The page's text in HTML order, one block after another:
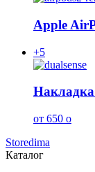
Apple
+5
Накладка
от 650 o
Storedima
Каталог